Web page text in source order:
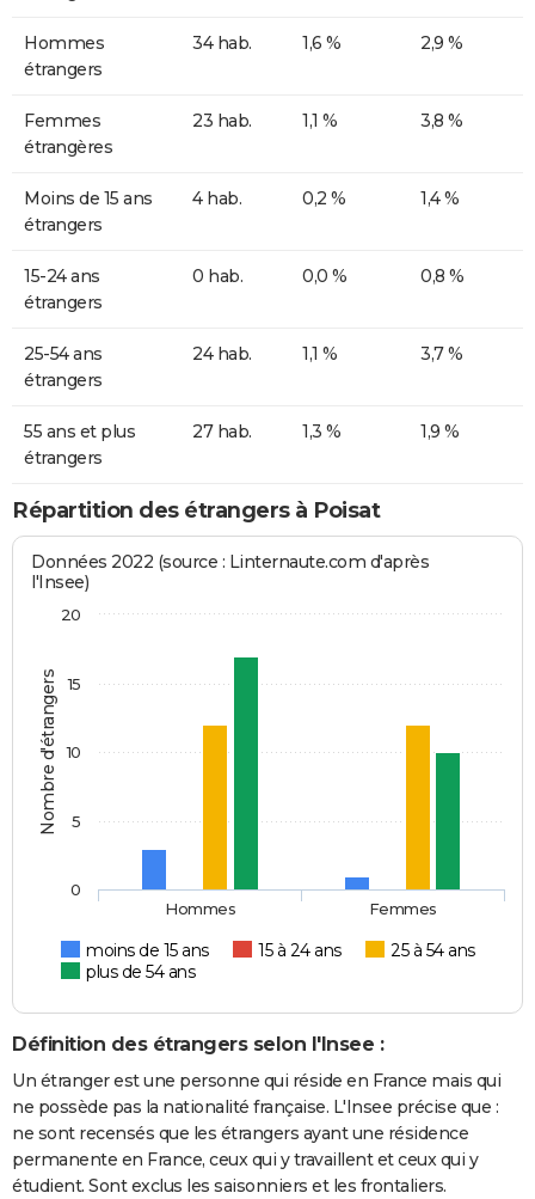
Hommes
étrangers
34 hab. 1,6 % 2,9 %
Femmes
étrangères
23 hab. 1,1 % 3,8 %
Moins de 15 ans
étrangers
4 hab. 0,2 % 1,4 %
15-24 ans
étrangers
0 hab. 0,0 % 0,8 %
25-54 ans
étrangers
24 hab. 1,1 % 3,7 %
55 ans et plus
étrangers
27 hab. 1,3 % 1,9 %
Répartition des étrangers à Poisat
Nombre d'étrangers
Données 2022 (source : Linternaute.com d'après
l'Insee)
moins de 15 ans 15 à 24 ans
25 à 54 ans
plus de 54 ans
Hommes Femmes
0
5
10
15
20
Définition des étrangers selon l'Insee :
Un étranger est une personne qui réside en France mais qui
ne possède pas la nationalité française. L'Insee précise que :
ne sont recensés que les étrangers ayant une résidence
permanente en France, ceux qui y travaillent et ceux qui y
étudient. Sont exclus les saisonniers et les frontaliers.